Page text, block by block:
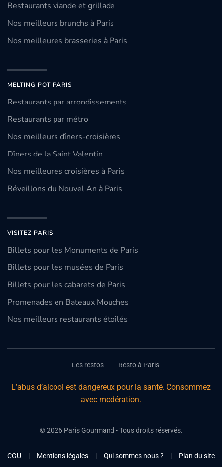
Restaurants viande et grillade
Nos meilleurs brunchs à Paris
Nos meilleures brasseries à Paris
MELTING POT PARIS
Restaurants par arrondissements
Restaurants par métro
Nos meilleurs dîners-croisières
Dîners de la Saint Valentin
Nos meilleures croisières à Paris
Réveillons du Nouvel An à Paris
VISITEZ PARIS
Billets pour les Monuments de Paris
Billets pour les musées de Paris
Billets pour les cabarets de Paris
Promenades en Bateaux Mouches
Nos meilleurs restaurants étoilés
Les restos Resto à Paris
L’abus d’alcool est dangereux pour la santé. Consommez
avec modération.
©2026Paris Gourmand - Tous droits réservés.
CGU | Mentions légales | Qui sommes nous ? | Plan du site